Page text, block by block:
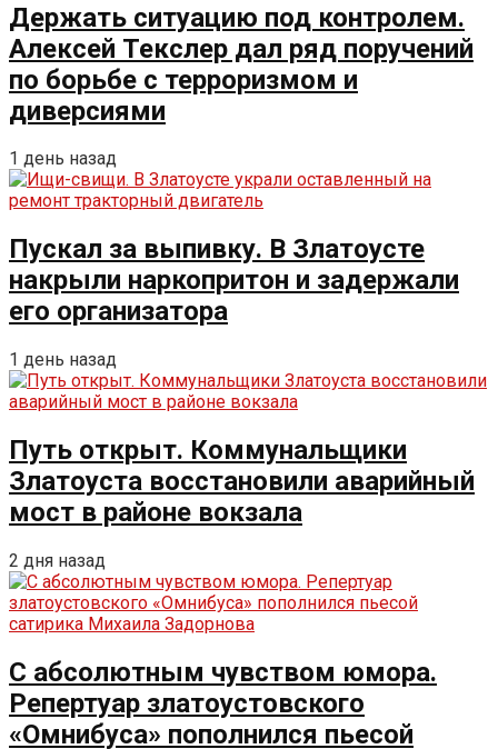
Держать ситуацию под контролем.
Алексей Текслер дал ряд поручений
по борьбе с терроризмом и
диверсиями
1 день назад
Пускал за выпивку. В Златоусте
накрыли наркопритон и задержали
его организатора
1 день назад
Путь открыт. Коммунальщики
Златоуста восстановили аварийный
мост в районе вокзала
2 дня назад
С абсолютным чувством юмора.
Репертуар златоустовского
«Омнибуса» пополнился пьесой